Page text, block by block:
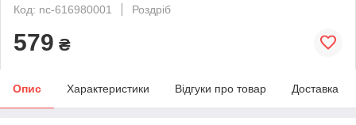
Код: nc-616980001
Роздріб
579 ₴
Опис Характеристики Відгуки про товар Доставка